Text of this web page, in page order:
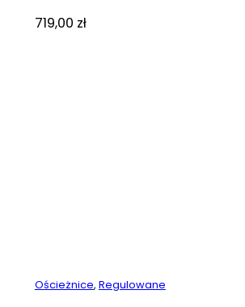
719,00 zł
Ościeżnice, Regulowane